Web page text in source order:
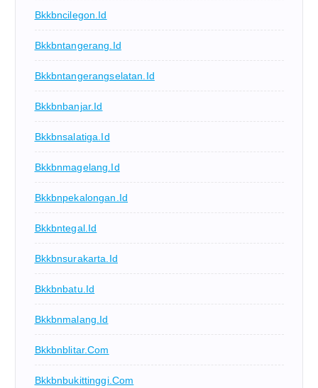
Bkkbncilegon.id
Bkkbntangerang.id
Bkkbntangerangselatan.id
Bkkbnbanjar.id
Bkkbnsalatiga.id
Bkkbnmagelang.id
Bkkbnpekalongan.id
Bkkbntegal.id
Bkkbnsurakarta.id
Bkkbnbatu.id
Bkkbnmalang.id
Bkkbnblitar.com
Bkkbnbukittinggi.com